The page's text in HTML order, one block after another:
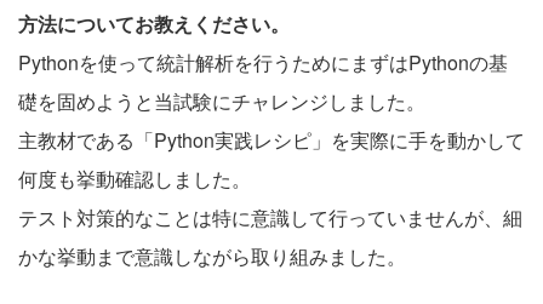
方法についてお教えください。
Pythonを使って統計解析を行うためにまずはPythonの基
礎を固めようと当試験にチャレンジしました。
主教材である「Python実践レシピ」を実際に手を動かして
何度も挙動確認しました。
テスト対策的なことは特に意識して行っていませんが、細
かな挙動まで意識しながら取り組みました。